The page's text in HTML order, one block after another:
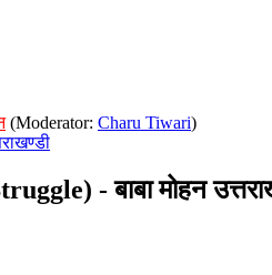
(Moderator: Charu Tiwari)
- बाबा मोहन